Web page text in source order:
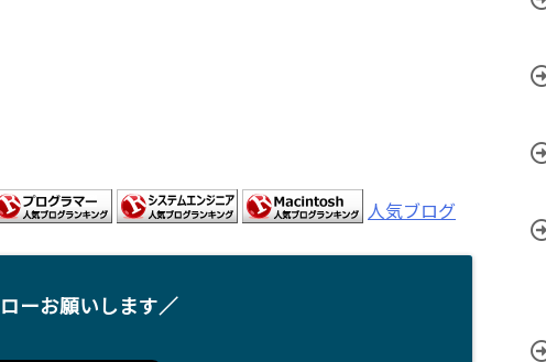
人気ブログ
ーお願いします／